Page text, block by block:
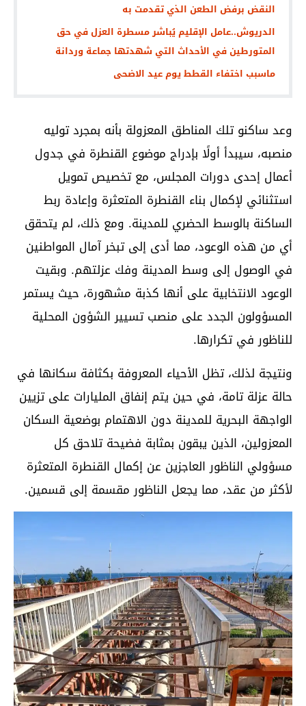
النقض برفض الطعن الذي تقدمت به
الدريوش..عامل الإقليم يُباشر مسطرة العزل في حق
المتورطين في الأحداث التي شهدتها جماعة وردانة
ماسبب اختفاء القطط يوم عيد الاضحى
وعد ساكنو تلك المناطق المعزولة بأنه بمجرد توليه
منصبه، سيبدأ أولًا بإدراج موضوع القنطرة في جدول
أعمال إحدى دورات المجلس، مع تخصيص تمويل
استثنائي لإكمال بناء القنطرة المتعثرة وإعادة ربط
الساكنة بالوسط الحضري للمدينة. ومع ذلك، لم يتحقق
أي من هذه الوعود، مما أدى إلى تبخر آمال المواطنين
في الوصول إلى وسط المدينة وفك عزلتهم. وبقيت
الوعود الانتخابية على أنها كذبة مشهورة، حيث يستمر
المسؤولون الجدد على منصب تسيير الشؤون المحلية
للناظور في تكرارها.
ونتيجة لذلك، تظل الأحياء المعروفة بكثافة سكانها في
حالة عزلة تامة، في حين يتم إنفاق المليارات على تزيين
الواجهة البحرية للمدينة دون الاهتمام بوضعية السكان
المعزولين، الذين يبقون بمثابة فضيحة تلاحق كل
مسؤولي الناظور العاجزين عن إكمال القنطرة المتعثرة
لأكثر من عقد، مما يجعل الناظور مقسمة إلى قسمين.